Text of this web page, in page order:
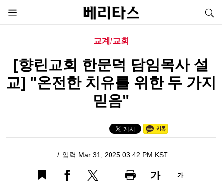
교계/교회
[향린교회 한문덕 담임목사 설
교] "온전한 치유를 위한 두 가지
믿음"
입력 Mar 31, 2025 03:42 PM KST
가 가